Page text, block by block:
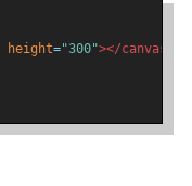
height="300"></canvas>